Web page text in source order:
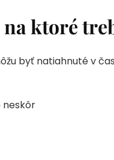
ktoré
byť natiahnuté v
neskôr